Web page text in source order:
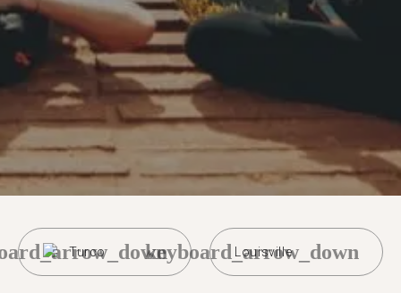
Turco Louisville
keyboard_arrow_down